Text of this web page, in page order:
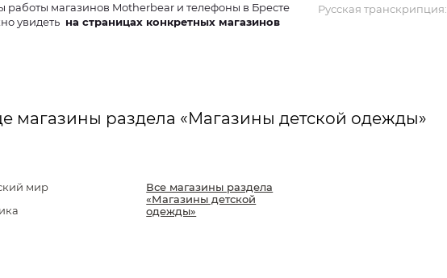
работы магазинов Motherbear и телефоны в Бресте
увидеть на страницах конкретных магазинов
Русская транскрипция:
магазины раздела «Магазины детской одежды»
мир
Все магазины раздела
«Магазины детской
одежды»